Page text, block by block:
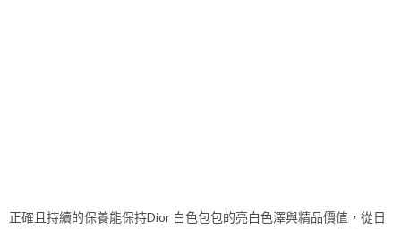
正確且持續的保養能保持Dior 白色包包的亮白色澤與精品價值，從日